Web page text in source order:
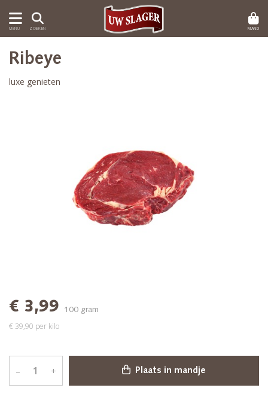
MENU ZOEKEN MAND
Ribeye
luxe genieten
€ 3,99 100 gram
€ 39,90 per kilo
– + Plaats in mandje